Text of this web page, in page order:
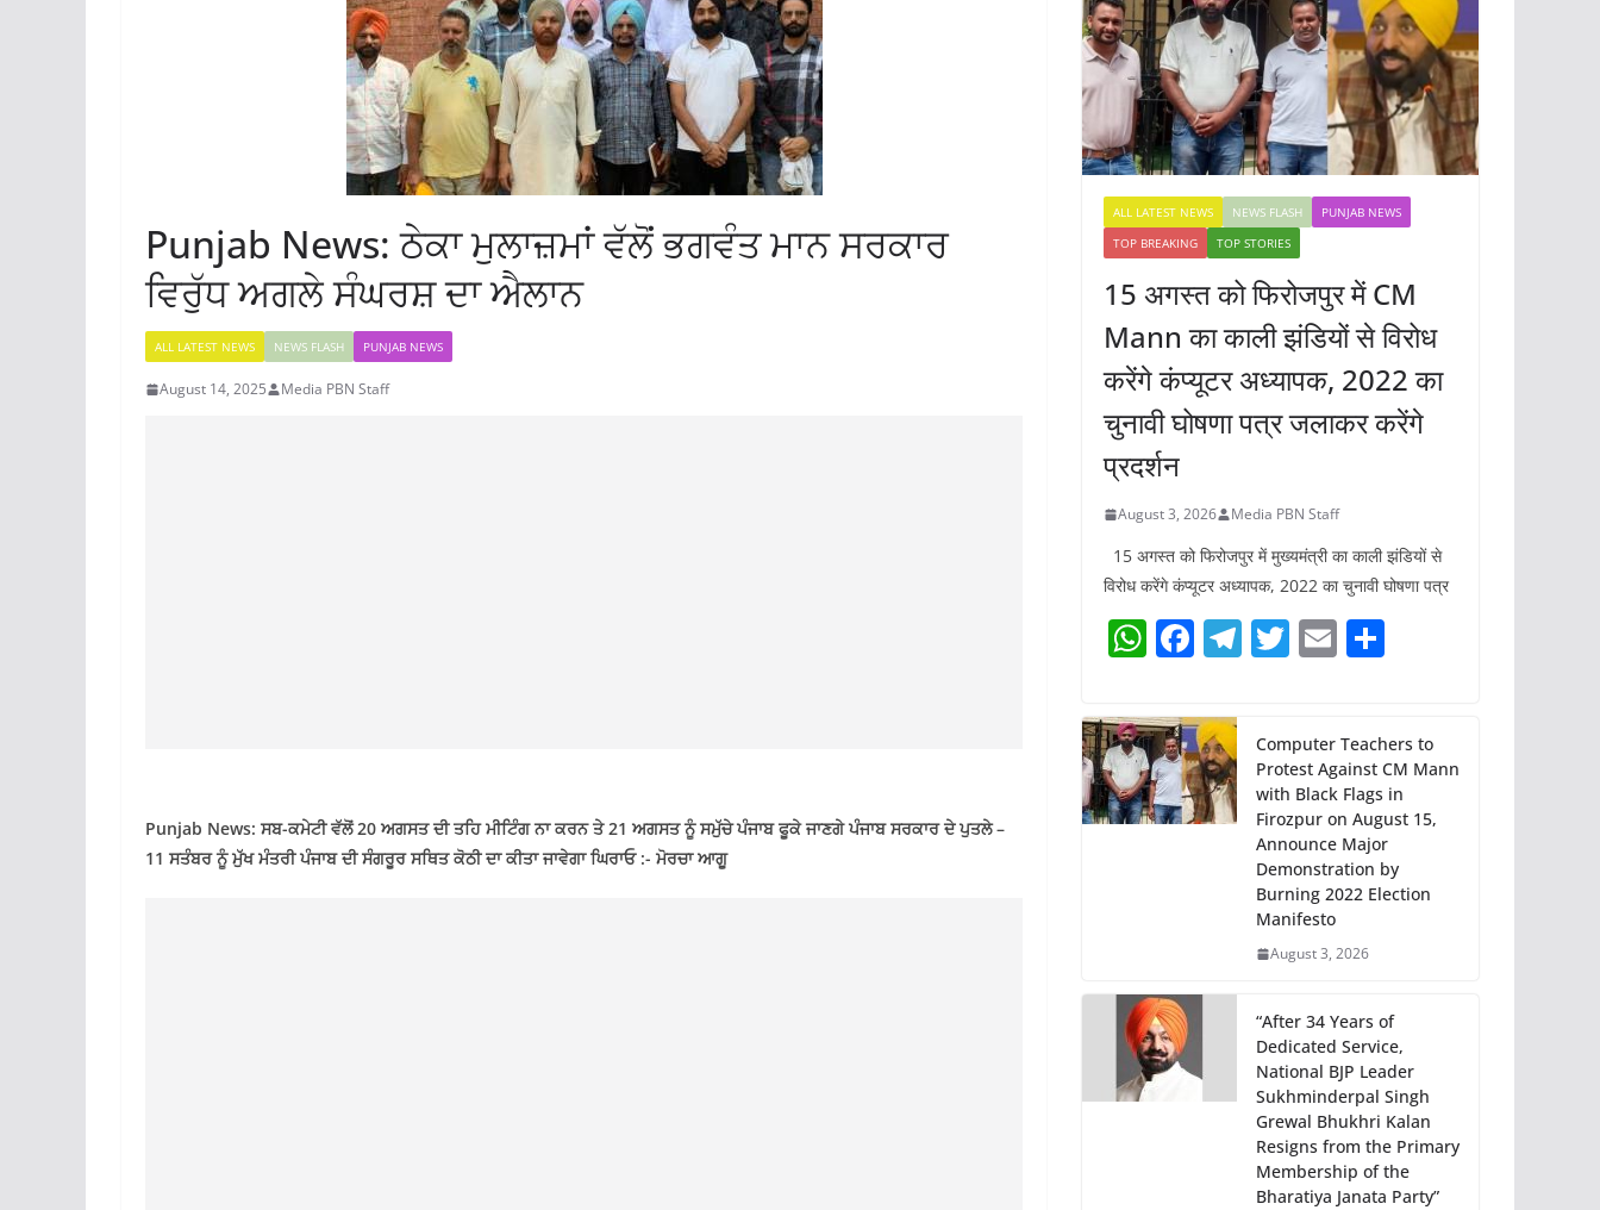
Punjab News: ਠੇਕਾ ਮੁਲਾਜ਼ਮਾਂ ਵੱਲੋਂ ਭਗਵੰਤ ਮਾਨ ਸਰਕਾਰ
ਵਿਰੁੱਧ ਅਗਲੇ ਸੰਘਰਸ਼ ਦਾ ਐਲਾਨ
ALL LATEST NEWS NEWS FLASH PUNJAB NEWS
August 14, 2025 Media PBN Staff
Punjab News: ਸਬ-ਕਮੇਟੀ ਵੱਲੋਂ 20 ਅਗਸਤ ਦੀ ਤਹਿ ਮੀਟਿੰਗ ਨਾ ਕਰਨ ਤੇ 21 ਅਗਸਤ ਨੂੰ ਸਮੁੱਚੇ ਪੰਜਾਬ ਫੂਕੇ ਜਾਣਗੇ ਪੰਜਾਬ ਸਰਕਾਰ ਦੇ ਪੁਤਲੇ –
11 ਸਤੰਬਰ ਨੂੰ ਮੁੱਖ ਮੰਤਰੀ ਪੰਜਾਬ ਦੀ ਸੰਗਰੂਰ ਸਥਿਤ ਕੋਠੀ ਦਾ ਕੀਤਾ ਜਾਵੇਗਾ ਘਿਰਾਓ :- ਮੋਰਚਾ ਆਗੂ
ALL LATEST NEWS NEWS FLASH
PUNJAB NEWS
TOP BREAKING
TOP STORIES
15 अगस्त को फिरोजपुर में CM
Mann का काली झंडियों से विरोध
करेंगे कंप्यूटर अध्यापक, 2022 का
चुनावी घोषणा पत्र जलाकर करेंगे
प्रदर्शन
August 3, 2026 Media PBN Staff
15 अगस्त को फिरोजपुर में मुख्यमंत्री का काली झंडियों से
विरोध करेंगे कंप्यूटर अध्यापक, 2022 का चुनावी घोषणा पत्र
W
at
s
A
p
F
c
e
b
o
T
gr
a
m
T
er
E
l e
Computer Teachers to
Protest Against CM Mann
with Black Flags in
Firozpur on August 15,
Announce Major
Demonstration by
Burning 2022 Election
Manifesto
August 3, 2026
“After 34 Years of
Dedicated Service,
National BJP Leader
Sukhminderpal Singh
Grewal Bhukhri Kalan
Resigns from the Primary
Membership of the
Bharatiya Janata Party”